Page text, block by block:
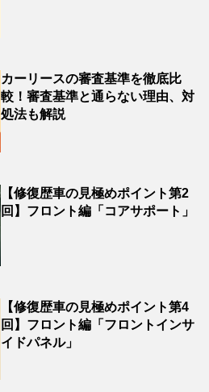
カーリースの審査基準を徹底比
較！審査基準と通らない理由、対
処法も解説
【修復歴車の見極めポイント第2
回】フロント編「コアサポート」
【修復歴車の見極めポイント第4
回】フロント編「フロントインサ
イドパネル」